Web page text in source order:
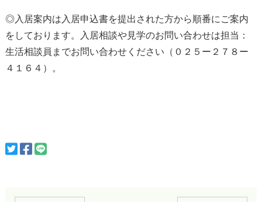
◎入居案内は入居申込書を提出された方から順番にご案内
をしております。入居相談や見学のお問い合わせは担当：
生活相談員までお問い合わせください（０２５ー２７８ー
４１６４）。